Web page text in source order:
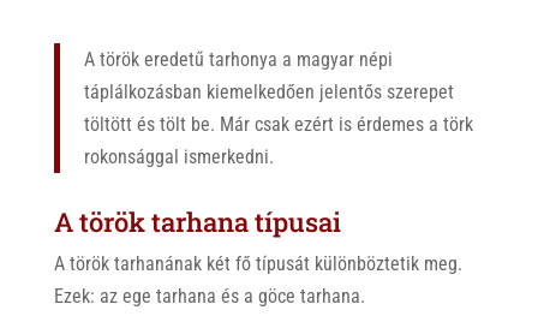
A török eredetű tarhonya a magyar népi
táplálkozásban kiemelkedően jelentős szerepet
töltött és tölt be. Már csak ezért is érdemes a törk
rokonsággal ismerkedni.
A török tarhana típusai
A török tarhanának két fő típusát különböztetik meg.
Ezek: az ege tarhana és a göce tarhana.